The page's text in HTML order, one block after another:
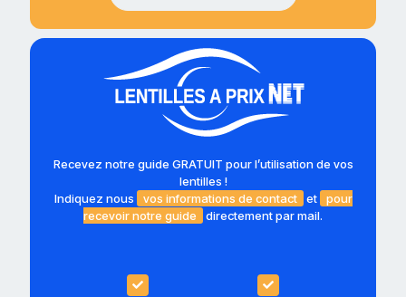
Recevez notre guide GRATUIT pour l’utilisation de vos
lentilles !
Indiquez nous
vos informations de contact et
pour
recevoir notre guide
directement par mail.